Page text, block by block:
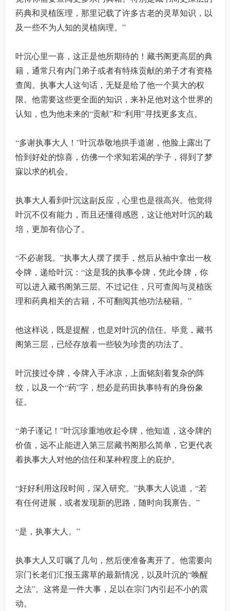
药典和灵植医理，那里记载了许多古老的灵草知识，以
及一些不为人知的灵植病理。”
叶沉心里一喜，这正是他所期待的！藏书阁更高层的典
籍，通常只有内门弟子或者有特殊贡献的弟子才有资格
查阅。执事大人这句话，无疑是给了他一个莫大的权
限。他需要这些更全面的知识，来补足他对这个世界的
认知，也为他未来的“贡献”和“利用”寻找更多支点。
“多谢执事大人！”叶沉恭敬地拱手道谢，他脸上露出了
恰到好处的惊喜，仿佛一个求知若渴的学子，得到了梦
寐以求的机会。
执事大人看到叶沉这副反应，心里也是很高兴。他觉得
叶沉不仅有能力，而且还懂得感恩，这让他对叶沉的栽
培，更加有信心了。
“不必谢我。”执事大人摆了摆手，然后从袖中拿出一枚
令牌，递给叶沉：“这是我的执事令牌，凭此令牌，你
可以进入藏书阁第三层。不过记住，只可查阅与灵植医
理和药典相关的古籍，不可翻阅其他功法秘籍。”
他这样说，既是提醒，也是对叶沉的信任。毕竟，藏书
阁第三层，已经存放着一些较为珍贵的功法了。
叶沉接过令牌，令牌入手冰凉，上面铭刻着复杂的阵
纹，以及一个“药”字，想必是药田执事特有的身份象
征。
“弟子谨记！”叶沉珍重地收起令牌，他知道，这令牌的
价值，远不止能进入第三层藏书阁那么简单，它更代表
着执事大人对他的信任和某种程度上的庇护。
“好好利用这段时间，深入研究。”执事大人说道，“若
有任何进展，或者发现新的思路，随时向我禀告。”
“是，执事大人。”
执事大人又叮嘱了几句，然后便准备离开了。他需要向
宗门长老们汇报玉露草的最新情况，以及叶沉的“唤醒
之法”。这将是一件大事，足以在宗门内引起不小的震
动。